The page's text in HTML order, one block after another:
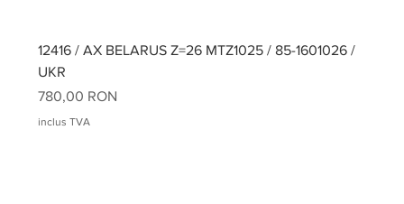
12416 / AX BELARUS Z=26 MTZ1025 / 85-1601026 /
UKR
Preț
780,00 RON
inclus TVA